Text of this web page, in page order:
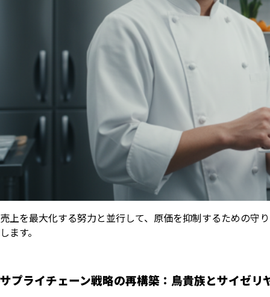
売上を最大化する努力と並行して、原価を抑制するための守
します。
サプライチェーン戦略の再構築：鳥貴族とサイゼリ